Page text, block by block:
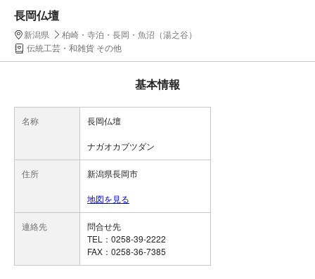
長岡仏壇
新潟県
柏崎・寺泊・長岡・魚沼（湯之谷）
伝統工芸・和雑貨 その他
基本情報
名称 長岡仏壇
ナガオカブツダン
住所 新潟県長岡市
地図を見る
連絡先
問合せ先
TEL：0258-39-2222
FAX：0258-36-7385